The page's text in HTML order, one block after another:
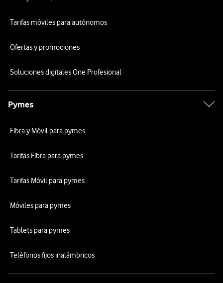
Tarifas móviles para autónomos
Ofertas y promociones
Soluciones digitales One Profesional
Pymes
Fibra y Móvil para pymes
Tarifas Fibra para pymes
Tarifas Móvil para pymes
Móviles para pymes
Tablets para pymes
Teléfonos fijos inalámbricos